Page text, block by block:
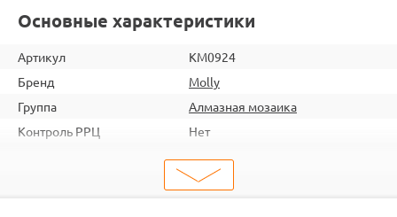
Основные характеристики
Артикул
KM0924
Бренд
Molly
Группа
Алмазная мозаика
Контроль РРЦ
Нет
6920140890672